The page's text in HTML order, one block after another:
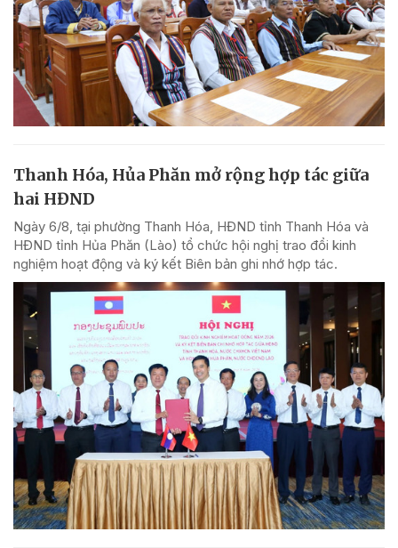
Thanh Hóa, Hủa Phăn mở rộng hợp tác giữa
hai HĐND
Ngày 6/8, tại phường Thanh Hóa, HĐND tỉnh Thanh Hóa và
HĐND tỉnh Hủa Phăn (Lào) tổ chức hội nghị trao đổi kinh
nghiệm hoạt động và ký kết Biên bản ghi nhớ hợp tác.